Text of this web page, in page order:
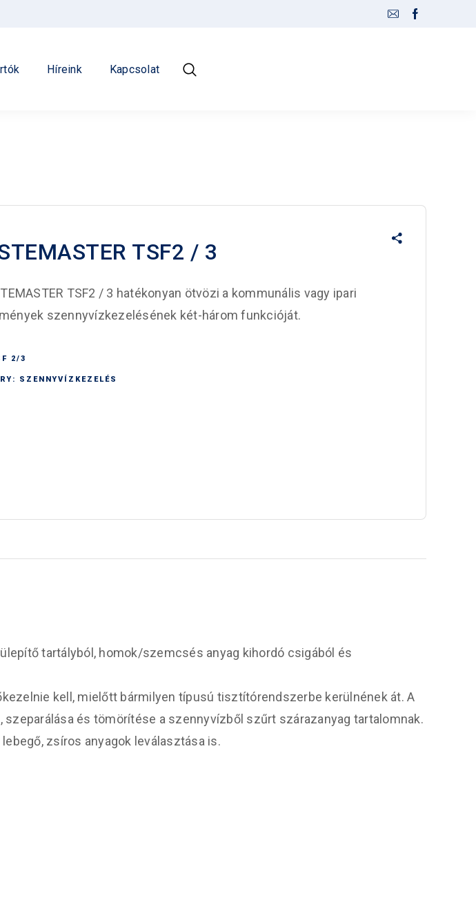
Híreink Kapcsolat
TSF2 / 3
TSF2 / 3 hatékonyan ötvözi a kommunális vagy ipari
szennyvízkezelésének két-három funkcióját.
2/3
SZENNYVÍZKEZELÉS
tartályból, homok/szemcsés anyag kihordó csigából és
kell, mielőtt bármilyen típusú tisztítórendszerbe kerülnének át. A
és tömörítése a szennyvízből szűrt szárazanyag tartalomnak.
zsíros anyagok leválasztása is.